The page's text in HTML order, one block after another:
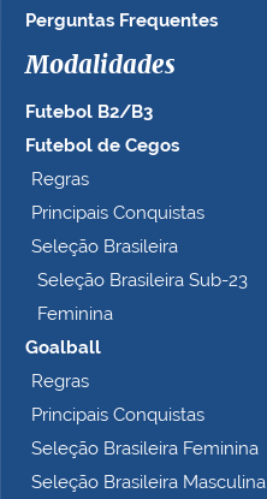
Perguntas Frequentes
Modalidades
Futebol B2/B3
Futebol de Cegos
Regras
Principais Conquistas
Seleção Brasileira
Seleção Brasileira Sub-23
Feminina
Goalball
Regras
Principais Conquistas
Seleção Brasileira Feminina
Seleção Brasileira Masculina